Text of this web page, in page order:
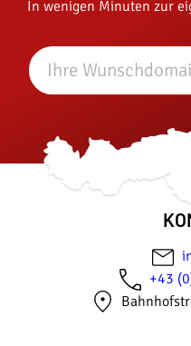
In wenigen Minuten zur
+43